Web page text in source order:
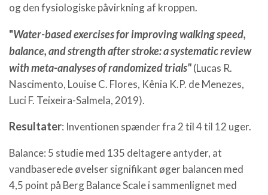
og den fysiologiske påvirkning af kroppen.
"Water-based exercises for improving walking speed,
balance, and strength after stroke: a systematic review
with meta-analyses of randomized trials"(Lucas R.
Nascimento, Louise C. Flores, Kênia K.P. de Menezes,
Luci F. Teixeira-Salmela, 2019).
Resultater: Inventionen spænder fra 2 til 4 til 12 uger.
Balance: 5 studie med 135 deltagere antyder, at
vandbaserede øvelser signifikant øger balancen med
4,5 point på Berg Balance Scale i sammenlignet med